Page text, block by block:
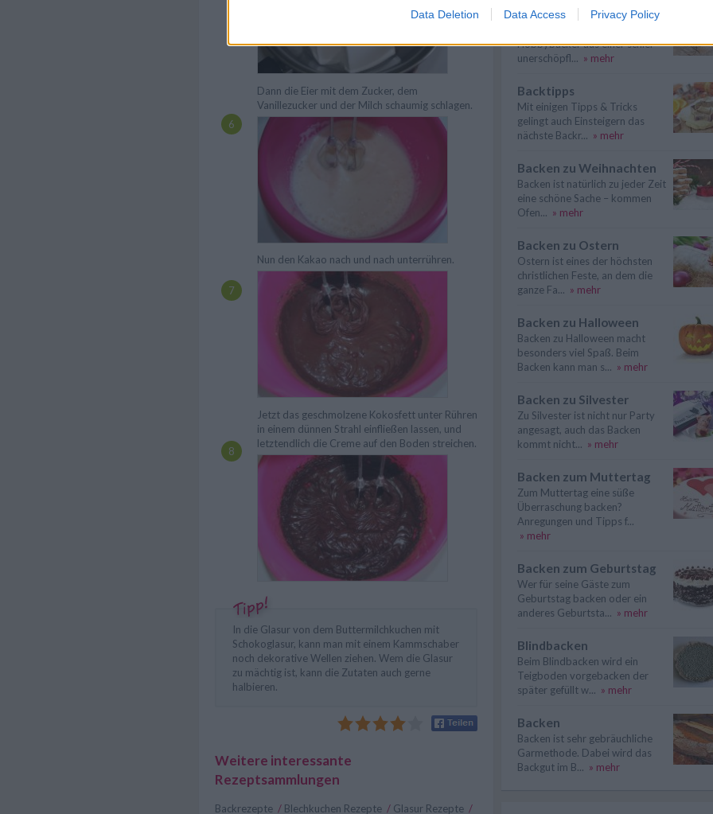
Data Deletion Data Access Privacy Policy
Dann die Eier mit dem Zucker, dem
Vanillezucker und der Milch schaumig schlagen.
Nun den Kakao nach und nach unterrühren.
Jetzt das geschmolzene Kokosfett unter Rühren
in einem dünnen Strahl einfließen lassen, und
letztendlich die Creme auf den Boden streichen.
In die Glasur von dem Buttermilchkuchen mit
Schokoglasur, kann man mit einem Kammschaber
noch dekorative Wellen ziehen. Wem die Glasur
zu mächtig ist, kann die Zutaten auch gerne
halbieren.
Weitere interessante
Rezeptsammlungen
Backrezepte / Blechkuchen Rezepte / Glasur Rezepte /
Backzutaten
Hobbybäcker aus einer schier
unerschöpfl... » mehr
Backtipps
Mit einigen Tipps & Tricks
gelingt auch Einsteigern das
nächste Backr... » mehr
Backen zu Weihnachten
Backen ist natürlich zu jeder Zeit
eine schöne Sache – kommen
Ofen... » mehr
Backen zu Ostern
Ostern ist eines der höchsten
christlichen Feste, an dem die
ganze Fa... » mehr
Backen zu Halloween
Backen zu Halloween macht
besonders viel Spaß. Beim
Backen kann man s... » mehr
Backen zu Silvester
Zu Silvester ist nicht nur Party
angesagt, auch das Backen
kommt nicht... » mehr
Backen zum Muttertag
Zum Muttertag eine süße
Überraschung backen?
Anregungen und Tipps f...
» mehr
Backen zum Geburtstag
Wer für seine Gäste zum
Geburtstag backen oder ein
anderes Geburtsta... » mehr
Blindbacken
Beim Blindbacken wird ein
Teigboden vorgebacken der
später gefüllt w... » mehr
Backen
Backen ist sehr gebräuchliche
Garmethode. Dabei wird das
Backgut im B... » mehr